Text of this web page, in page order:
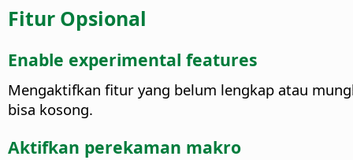
Fitur Opsional
Enable experimental features
Mengaktifkan fitur yang belum lengkap atau
bisa kosong.
Aktifkan perekaman makro